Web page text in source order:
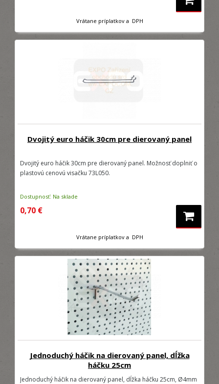
Vrátane príplatkov a DPH
Dvojitý euro háčik 30cm pre dierovaný panel
Dvojitý euro háčik 30cm pre dierovaný panel. Možnosť doplniť o
plastovú cenovú visačku 73L050.
Dostupnosť: Na sklade
0,70 €
Vrátane príplatkov a DPH
Jednoduchý háčik na dierovaný panel, dĺžka
háčku 25cm
Jednoduchý háčik na dierovaný panel, dĺžka háčku 25cm, Ø4mm